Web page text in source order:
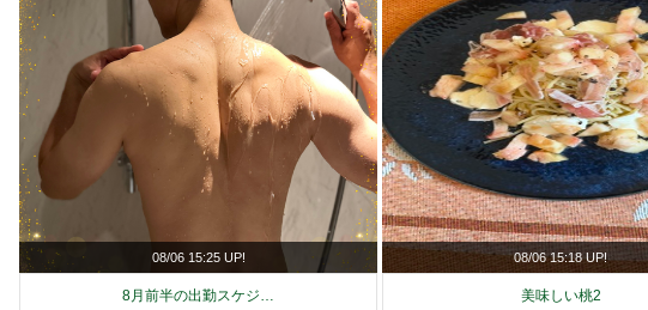
08/06 15:25 UP!
8月前半の出勤スケジ…
08/06 15:18 UP!
美味しい桃2